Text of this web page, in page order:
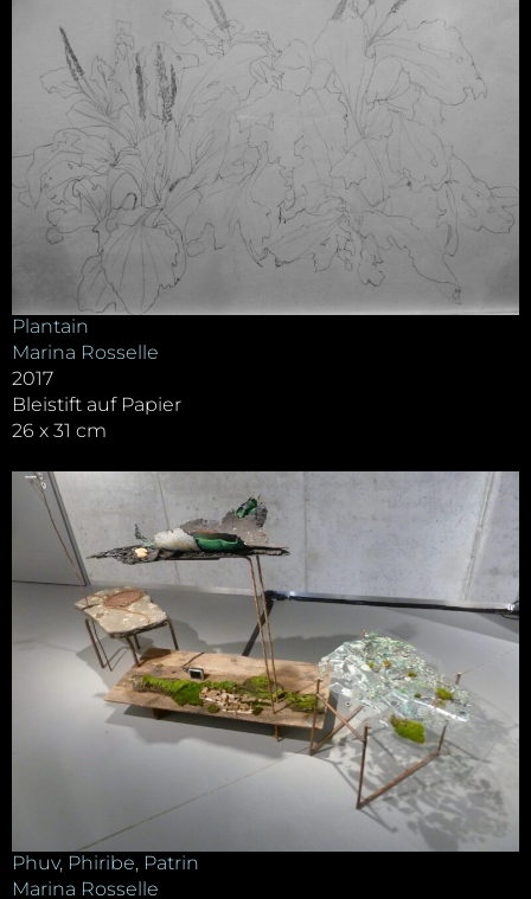
Plantain
Marina Rosselle
2017
Bleistift auf Papier
26 x 31 cm
Phuv, Phiribe, Patrin
Marina Rosselle